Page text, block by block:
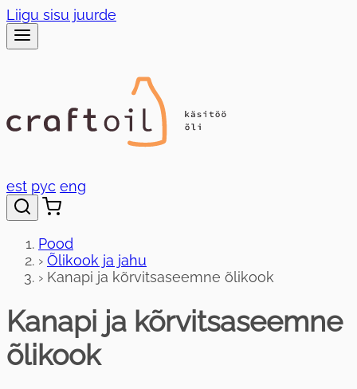
Liigu sisu juurde
est рус eng
Pood
› Õlikook ja jahu
› Kanapi ja kõrvitsaseemne õlikook
Kanapi ja kõrvitsaseemne
õlikook